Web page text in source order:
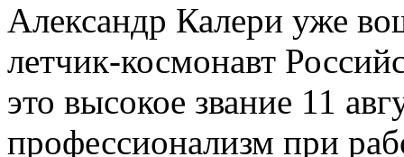
Александр Калери уже
летчик-космонавт
это высокое звание 11
профессионализм при